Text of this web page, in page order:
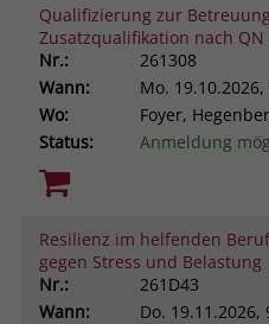
Qualifizierung zur
Zusatzqualifikation nach QN
Nr.:
261308
Wann:
Mo.
Wo:
Foyer,
Status:
Anmeldung
Resilienz im helfenden
gegen Stress und Belastung
Nr.:
261D43
Wann:
Do. 19.11.2026,